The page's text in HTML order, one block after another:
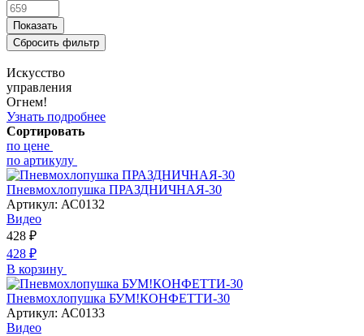
Искусство
управления
Огнем!
Узнать подробнее
Сортировать
по цене
по артикулу
Пневмохлопушка ПРАЗДНИЧНАЯ-30
Артикул: АС0132
Видео
428 ₽
428 ₽
В корзину
Пневмохлопушка БУМ!КОНФЕТТИ-30
Артикул: АС0133
Видео